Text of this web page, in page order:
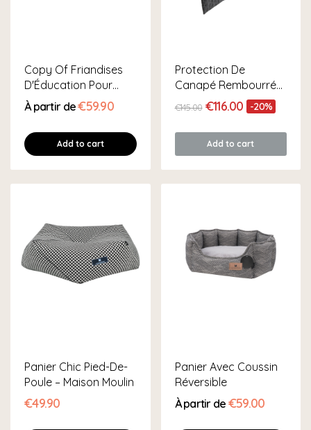
Copy Of Friandises
D'Éducation Pour
Chien
À partir de€59.90
Add to cart
Protection De
Canapé Rembourrée
Pour Chien
€145.00 €116.00 -20%
Add to cart
Panier Chic Pied-De-
Poule – Maison Moulin
€49.90
Panier Avec Coussin
Réversible
À partir de €59.00